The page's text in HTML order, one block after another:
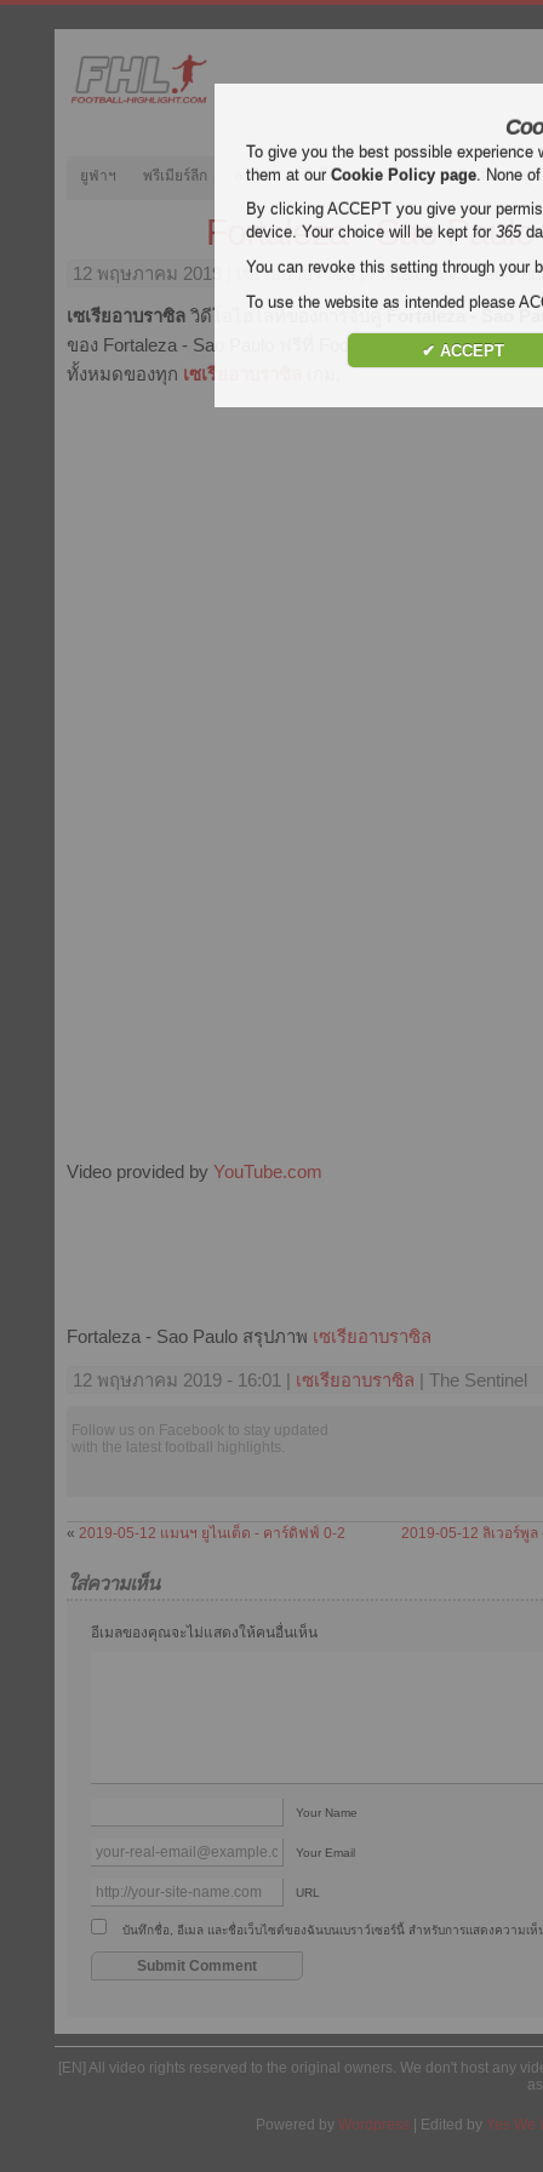
ยูฟ่าฯ พรีเมียร์ลีก ลาลีกา กัลโช่ บุนเดสลีกา ลีกเอิง ยู
Fortaleza - Sao Paulo
12 พฤษภาคม 2019 | เซเรียอาบราซิล | Fortaleza vs Sao
เซเรียอาบราซิล วิดีโอไฮไลท์ของการจับคู่
Fortaleza - Sao
ของ Fortaleza - Sao Paulo ฟรีที่ Football Highlight. เน้นสนุก
ทั้งหมดของทุก เซเรียอาบราซิล
Video provided by YouTube.com
Fortaleza - Sao Paulo สรุปภาพ เซเรียอาบราซิล
12 พฤษภาคม 2019 - 16:01 | เซเรียอาบราซิล | The Sentinel
Follow us on Facebook to stay updated
with the latest football highlights.
« 2019-05-12 แมนฯ ยูไนเต็ด - คาร์ดิฟฟ์ 0-2 2019-05-12 ลิเวอร์พู
ใส่ความเห็น
อีเมลของคุณจะไม่แสดงให้คนอื่นเห็น
Your Name
Your Email
URL
บันทึกชื่อ, อีเมล และชื่อเว็บไซต์ของฉันบนเบราว์เซอร์นี้ สำหรับการแสดงความเห็
[EN] All video rights reserved to the original owners. We don't host any
Powered by Wordpress | Edited by Yes We
To give you the best possible
them at ourCookie Policy page. None
By clicking ACCEPT you give your
device. Your choice will be kept for365
You can revoke this setting through your
To use the website as intended please
✔ ACCEPT